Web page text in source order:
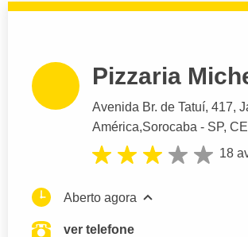
Pizzaria
Avenida Br. de Tatuí, 417,
América,Sorocaba - SP,
18
Aberto agora
ver telefone